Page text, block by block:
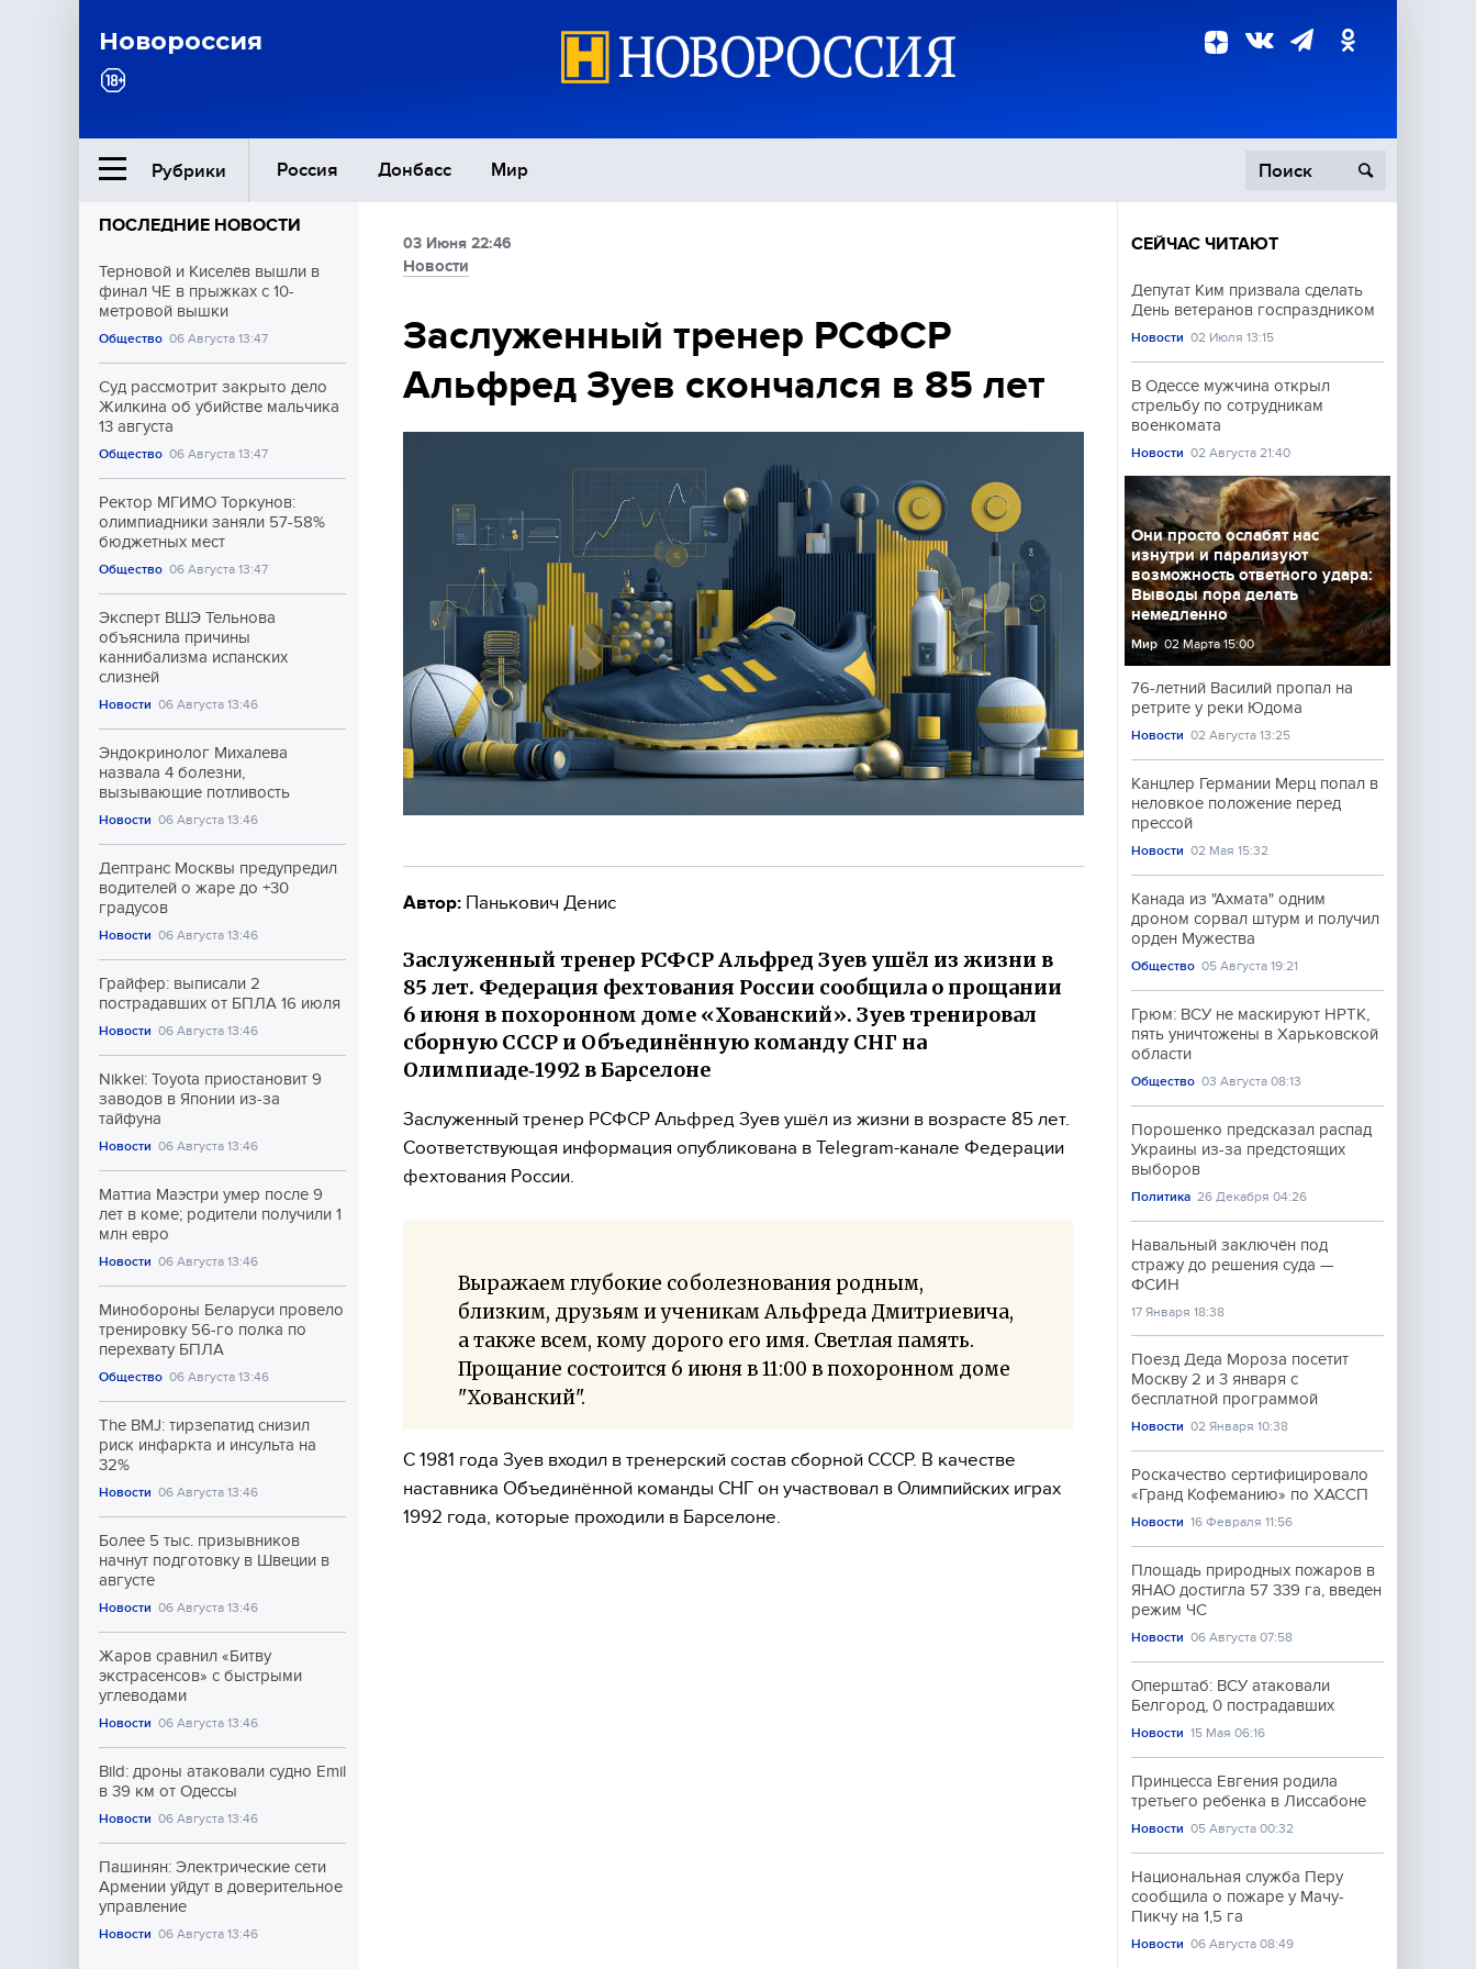
Новороссия
Рубрики Россия Донбасс Мир
Ближний Восток
Общество
Экономика
Происшествия
Культура
Спорт
ПОСЛЕДНИЕ НОВОСТИ
Терновой и Киселёв вышли в
финал ЧЕ в прыжках с 10-
метровой вышки
Общество 06 Августа 13:47
Суд рассмотрит закрыто дело
Жилкина об убийстве мальчика
13 августа
Общество 06 Августа 13:47
Ректор МГИМО Торкунов:
олимпиадники заняли 57-58%
бюджетных мест
Общество 06 Августа 13:47
Эксперт ВШЭ Тельнова
объяснила причины
каннибализма испанских
слизней
Новости 06 Августа 13:46
Эндокринолог Михалева
назвала 4 болезни,
вызывающие потливость
Новости 06 Августа 13:46
Дептранс Москвы предупредил
водителей о жаре до +30
градусов
Новости 06 Августа 13:46
Грайфер: выписали 2
пострадавших от БПЛА 16 июля
Новости 06 Августа 13:46
Nikkei: Toyota приостановит 9
заводов в Японии из-за
тайфуна
Новости 06 Августа 13:46
Маттиа Маэстри умер после 9
лет в коме; родители получили 1
млн евро
Новости 06 Августа 13:46
Минобороны Беларуси провело
тренировку 56-го полка по
перехвату БПЛА
Общество 06 Августа 13:46
The BMJ: тирзепатид снизил
риск инфаркта и инсульта на
32%
Новости 06 Августа 13:46
Более 5 тыс. призывников
начнут подготовку в Швеции в
августе
Новости 06 Августа 13:46
Жаров сравнил «Битву
экстрасенсов» с быстрыми
углеводами
Новости 06 Августа 13:46
Bild: дроны атаковали судно Emil
в 39 км от Одессы
Новости 06 Августа 13:46
Пашинян: Электрические сети
Армении уйдут в доверительное
управление
Новости 06 Августа 13:46
03 Июня 22:46
Новости
Заслуженный тренер РСФСР
Альфред Зуев скончался в 85 лет
Автор: Панькович Денис
Заслуженный тренер РСФСР Альфред Зуев ушёл из жизни в
85 лет. Федерация фехтования России сообщила о прощании
6 июня в похоронном доме «Хованский». Зуев тренировал
сборную СССР и Объединённую команду СНГ на
Олимпиаде‑1992 в Барселоне
Заслуженный тренер РСФСР Альфред Зуев ушёл из жизни в возрасте 85 лет.
Соответствующая информация опубликована в Telegram-канале Федерации
фехтования России.
Выражаем глубокие соболезнования родным,
близким, друзьям и ученикам Альфреда Дмитриевича,
а также всем, кому дорого его имя. Светлая память.
Прощание состоится 6 июня в 11:00 в похоронном доме
"Хованский".
С 1981 года Зуев входил в тренерский состав сборной СССР. В качестве
наставника Объединённой команды СНГ он участвовал в Олимпийских играх
1992 года, которые проходили в Барселоне.
СЕЙЧАС ЧИТАЮТ
Депутат Ким призвала сделать
День ветеранов госпраздником
Новости 02 Июля 13:15
В Одессе мужчина открыл
стрельбу по сотрудникам
военкомата
Новости 02 Августа 21:40
Они просто ослабят нас
изнутри и парализуют
возможность ответного удара:
Выводы пора делать
немедленно
Мир 02 Марта 15:00
76-летний Василий пропал на
ретрите у реки Юдома
Новости 02 Августа 13:25
Канцлер Германии Мерц попал в
неловкое положение перед
прессой
Новости 02 Мая 15:32
Канада из "Ахмата" одним
дроном сорвал штурм и получил
орден Мужества
Общество 05 Августа 19:21
Грюм: ВСУ не маскируют НРТК,
пять уничтожены в Харьковской
области
Общество 03 Августа 08:13
Порошенко предсказал распад
Украины из-за предстоящих
выборов
Политика 26 Декабря 04:26
Навальный заключён под
стражу до решения суда —
ФСИН
17 Января 18:38
Поезд Деда Мороза посетит
Москву 2 и 3 января с
бесплатной программой
Новости 02 Января 10:38
Роскачество сертифицировало
«Гранд Кофеманию» по ХАССП
Новости 16 Февраля 11:56
Площадь природных пожаров в
ЯНАО достигла 57 339 га, введен
режим ЧС
Новости 06 Августа 07:58
Оперштаб: ВСУ атаковали
Белгород, 0 пострадавших
Новости 15 Мая 06:16
Принцесса Евгения родила
третьего ребенка в Лиссабоне
Новости 05 Августа 00:32
Национальная служба Перу
сообщила о пожаре у Мачу-
Пикчу на 1,5 га
Новости 06 Августа 08:49